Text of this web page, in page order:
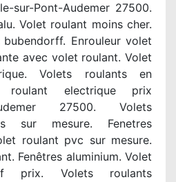
sur-Pont-Audemer 27500.
Volet roulant moins cher.
Enrouleur volet
avec volet roulant. Volet
Volets roulants en
roulant electrique prix
Audemer 27500. Volets
sur mesure. Fenetres
roulant pvc sur mesure.
Fenêtres aluminium. Volet
prix. Volets roulants